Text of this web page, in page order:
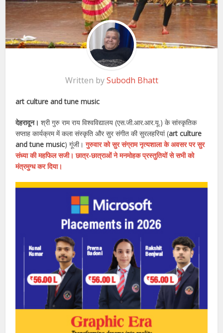
Written bySubodh Bhatt
art culture and tune music
देहरादून। श्री गुरु राम राय विश्वविद्यालय (एस.जी.आर.आर.यू.) के सांस्कृतिक
सप्ताह कार्यक्रम में कला संस्कृति और सुर संगीत की सुरलहरियां (art culture
and tune music) गूंजी।गुरुवार को सुर संग्राम नृत्यशाला के अवसर पर सुर
संध्या की महफिल सजी। छात्र-छात्राओं ने मनमोहक प्रस्तुतियों से सभी को
मंत्रमुग्ध कर दिया।